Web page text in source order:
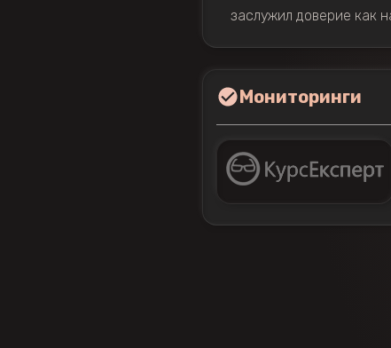
заслужил доверие как
Мониторинги